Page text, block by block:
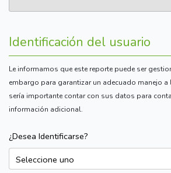
Identificación del usuario
Le informamos que este reporte puede ser
embargo para garantizar un adecuado manejo
sería importante contar con sus datos para
información adicional.
¿Desea Identificarse?